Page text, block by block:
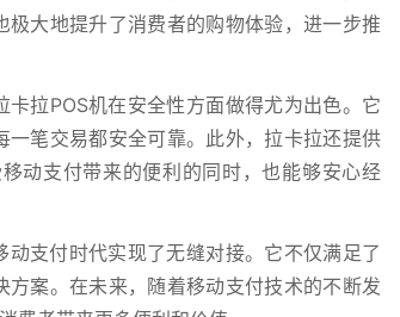
大地提升了消费者的购物体验，进一步推
拉POS机在安全性方面做得尤为出色。它
笔交易都安全可靠。此外，拉卡拉还提供
动支付带来的便利的同时，也能够安心经
支付时代实现了无缝对接。它不仅满足了
案。在未来，随着移动支付技术的不断发